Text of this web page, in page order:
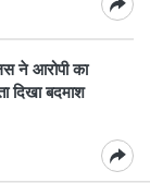
ने आरोपी का
दिखा बदमाश